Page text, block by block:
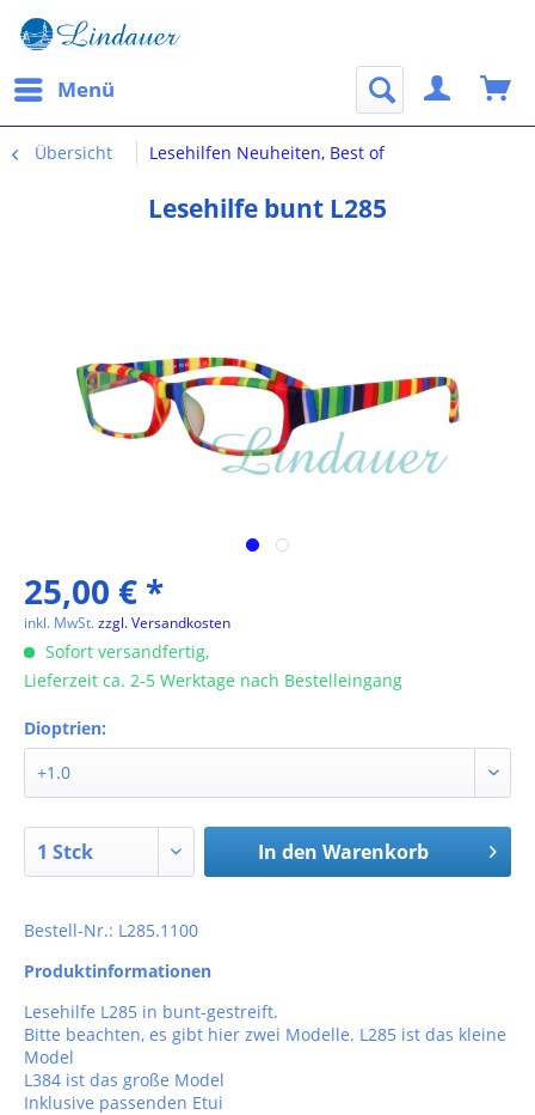
Menü
Übersicht Lesehilfen Neuheiten, Best of
Lesehilfe bunt L285
25,00 € *
inkl. MwSt.zzgl. Versandkosten
Sofort versandfertig,
Lieferzeit ca. 2-5 Werktage nach Bestelleingang
Dioptrien:
In den Warenkorb
Bestell-Nr.: L285.1100
Produktinformationen
Lesehilfe L285 in bunt-gestreift.
Bitte beachten, es gibt hier zwei Modelle. L285 ist das kleine
Model
L384 ist das große Model
Inklusive passenden Etui